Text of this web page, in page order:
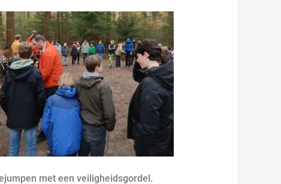
met een veiligheidsgordel.